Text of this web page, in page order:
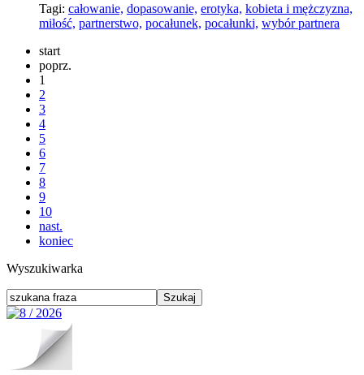
Tagi: całowanie, dopasowanie, erotyka, kobieta i mężczyzna,
miłość, partnerstwo, pocałunek, pocałunki, wybór partnera
start
poprz.
1
2
3
4
5
6
7
8
9
10
nast.
koniec
Wyszukiwarka